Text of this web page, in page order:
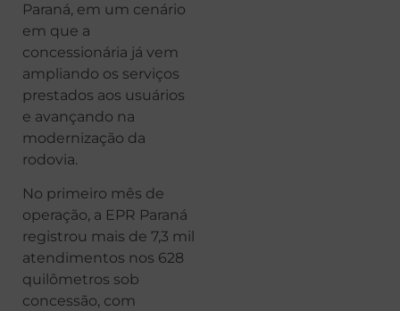
Paraná, em um cenário
em que a
concessionária já vem
ampliando os serviços
prestados aos usuários
e avançando na
modernização da
rodovia.
No primeiro mês de
operação, a EPR Paraná
registrou mais de 7,3 mil
atendimentos nos 628
quilômetros sob
concessão, com